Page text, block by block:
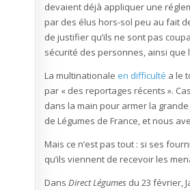
devaient déjà appliquer une
par des élus hors-sol peu au fait
de justifier qu’ils ne sont pas
sécurité des personnes, ainsi que
La multinationale en difficulté a le
par « des reportages récents ».
dans la main pour armer la
de Légumes de France, et nous
Mais ce n’est pas tout : si ses
qu’ils viennent de recevoir les
DansDirect Légumes du 23 février,